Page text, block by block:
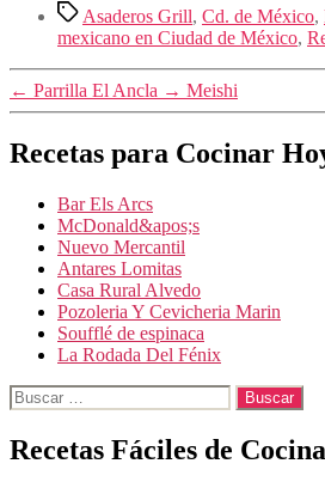
Etiquetas
Asaderos Grill, Cd. de México,
mexicano en Ciudad de México,
← Parrilla El Ancla → Meishi
Recetas para Cocinar
Bar Els Arcs
McDonald&apos;s
Nuevo Mercantil
Antares Lomitas
Casa Rural Alvedo
Pozoleria Y Cevicheria Marin
Soufflé de espinaca
La Rodada Del Fénix
Buscar:
Recetas Fáciles de Cocina